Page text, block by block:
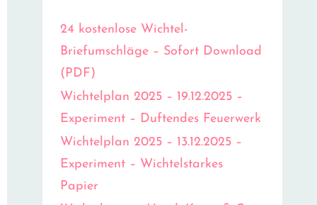
24 kostenlose Wichtel-
Briefumschläge – Sofort Download
(PDF)
Wichtelplan 2025 – 19.12.2025 –
Experiment – Duftendes Feuerwerk
Wichtelplan 2025 – 13.12.2025 –
Experiment – Wichtelstarkes
Papier